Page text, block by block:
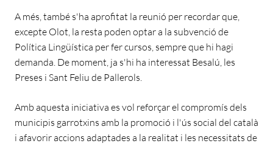
A més, també s'ha aprofitat la reunió per recordar que,
excepte Olot, la resta poden optar a la subvenció de
Política Lingüística per fer cursos, sempre que hi hagi
demanda. De moment, ja s'hi ha interessat Besalú, les
Preses i Sant Feliu de Pallerols.
Amb aquesta iniciativa es vol reforçar el compromís dels
municipis garrotxins amb la promoció i l'ús social del català
i afavorir accions adaptades a la realitat i les necessitats de